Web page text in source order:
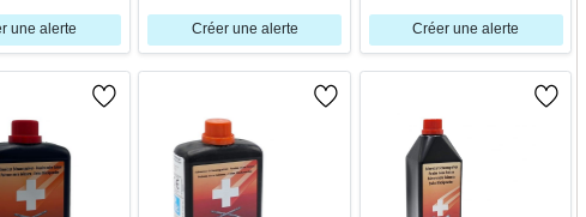
une alerte Créer une alerte Créer une alerte